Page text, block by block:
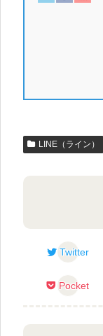
LINE（ライン）
Twitter
Pocket